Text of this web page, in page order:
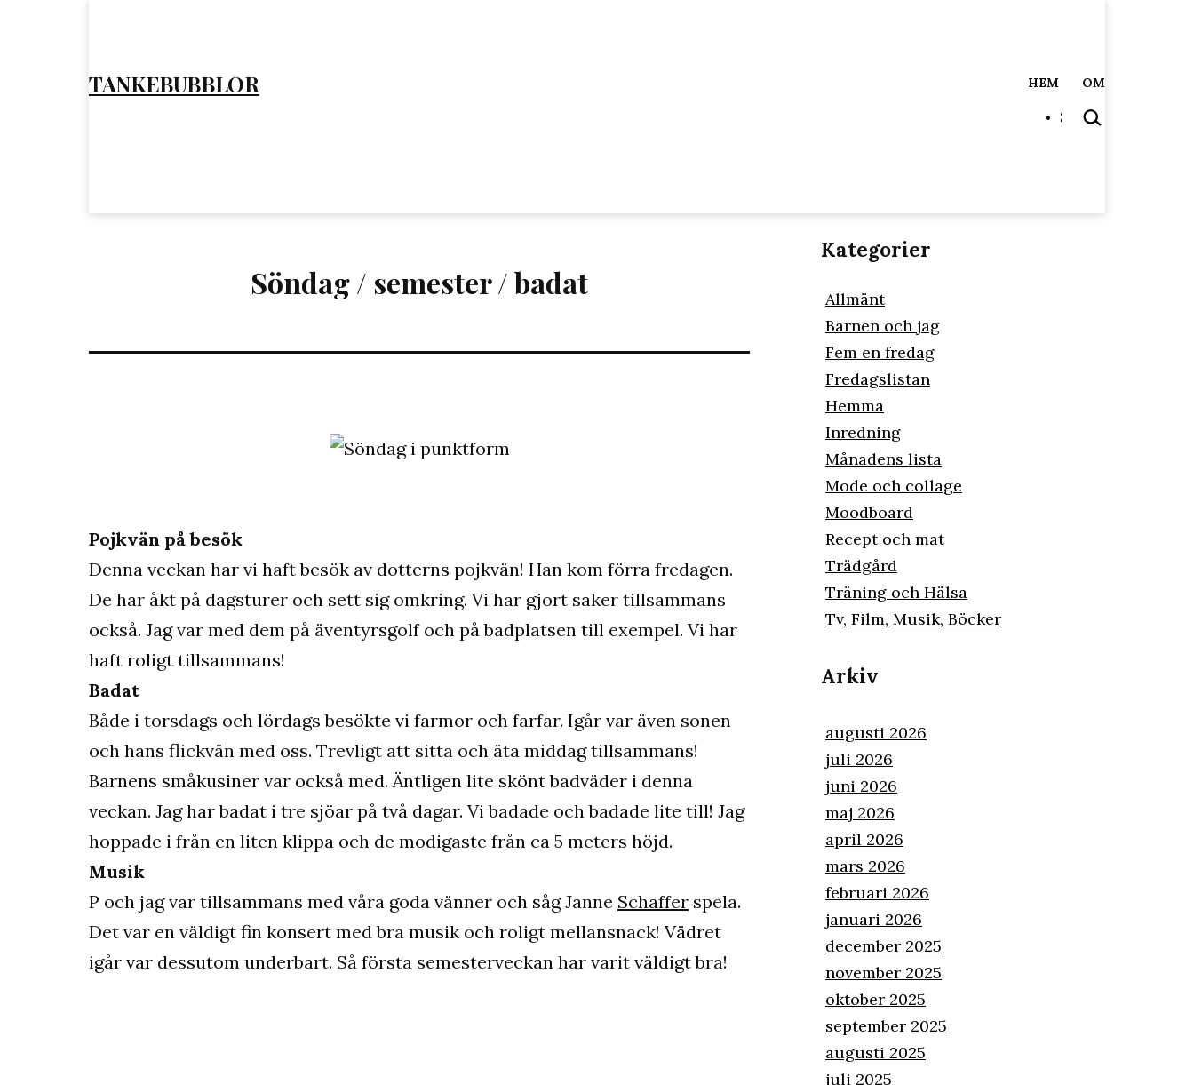
TANKEBUBBLOR HEM OM
SÖK
…
Söndag / semester / badat
Pojkvän på besök
Denna veckan har vi haft besök av dotterns pojkvän! Han kom förra fredagen.
De har åkt på dagsturer och sett sig omkring. Vi har gjort saker tillsammans
också. Jag var med dem på äventyrsgolf och på badplatsen till exempel. Vi har
haft roligt tillsammans!
Badat
Både i torsdags och lördags besökte vi farmor och farfar. Igår var även sonen
och hans flickvän med oss. Trevligt att sitta och äta middag tillsammans!
Barnens småkusiner var också med. Äntligen lite skönt badväder i denna
veckan. Jag har badat i tre sjöar på två dagar. Vi badade och badade lite till! Jag
hoppade i från en liten klippa och de modigaste från ca 5 meters höjd.
Musik
P och jag var tillsammans med våra goda vänner och såg Janne Schaffer spela.
Det var en väldigt fin konsert med bra musik och roligt mellansnack! Vädret
igår var dessutom underbart. Så första semesterveckan har varit väldigt bra!
Kategorier
Allmänt
Barnen och jag
Fem en fredag
Fredagslistan
Hemma
Inredning
Månadens lista
Mode och collage
Moodboard
Recept och mat
Trädgård
Träning och Hälsa
Tv, Film, Musik, Böcker
Arkiv
augusti 2026
juli 2026
juni 2026
maj 2026
april 2026
mars 2026
februari 2026
januari 2026
december 2025
november 2025
oktober 2025
september 2025
augusti 2025
juli 2025